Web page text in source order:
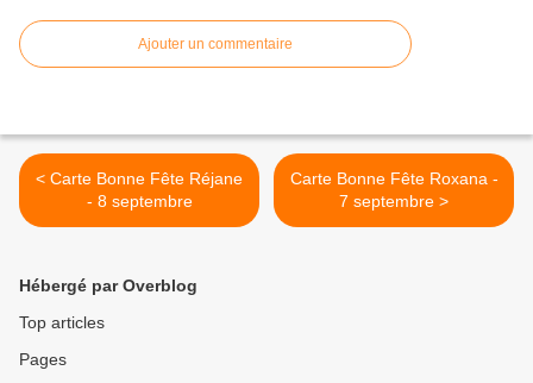
Ajouter un commentaire
< Carte Bonne Fête Réjane
- 8 septembre
Carte Bonne Fête Roxana -
7 septembre >
Hébergé par Overblog
Top articles
Pages